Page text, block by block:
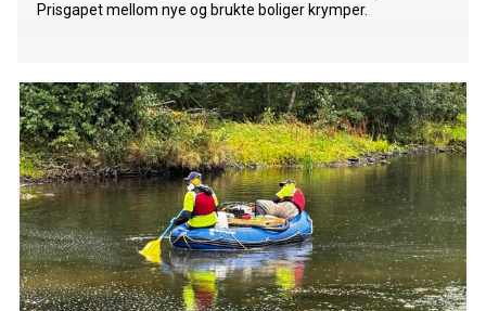
Prisgapet mellom nye og brukte boliger krymper.